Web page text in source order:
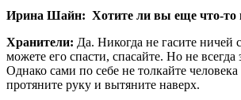
Ирина Шайн: Хотите ли вы еще что-то
Хранители: Да. Никогда не гасите ничей
можете его спасти, спасайте. Но не
Однако сами по себе не толкайте
протяните руку и вытяните наверх.